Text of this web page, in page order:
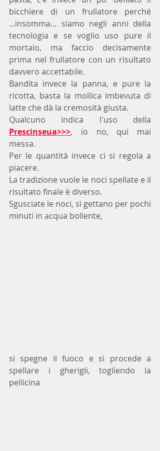
bicchiere di un frullatore perché
...insomma... siamo negli anni della
tecnologia e se voglio uso pure il
mortaio, ma faccio decisamente
prima nel frullatore con un risultato
davvero accettabile.
Bandita invece la panna, e pure la
ricotta, basta la mollica imbevuta di
latte che dà la cremosità giusta.
Prescinseua>>>, io no, qui mai
messa.
Per le quantità invece ci si regola a
piacere.
La tradizione vuole le noci spellate e il
risultato finale è diverso.
Sgusciate le noci, si gettano per pochi
minuti in acqua bollente,
si spegne il fuoco e si procede a
spellare i gherigli, togliendo la
pellicina